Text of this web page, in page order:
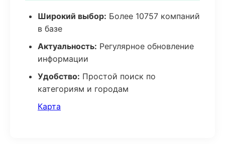
Широкий выбор: Более 10757 компаний
в базе
Актуальность: Регулярное обновление
информации
Удобство: Простой поиск по
категориям и городам
Карта